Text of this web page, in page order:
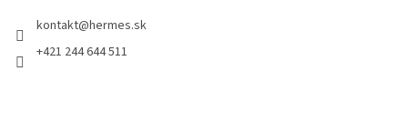
kontakt@hermes.sk
+421 244 644 511